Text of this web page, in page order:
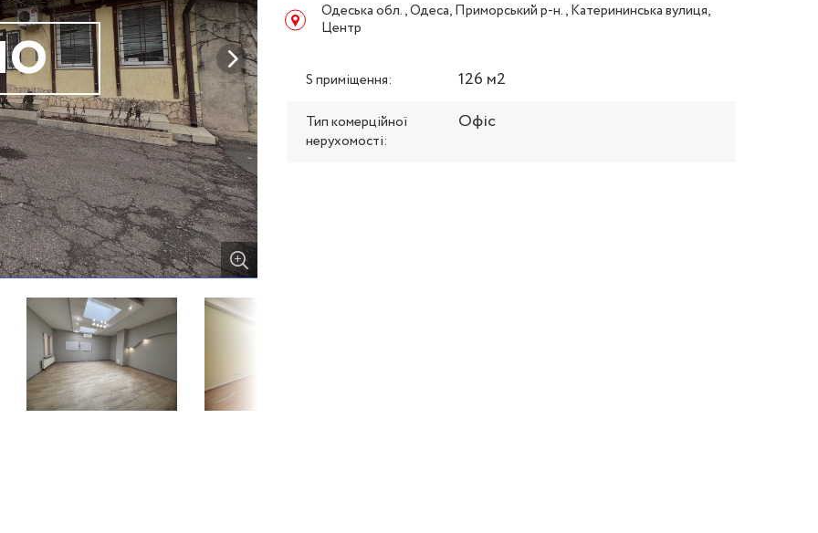
Одеська обл., Одеса, Приморський р-н., Катерининська вулиця,
Центр
S приміщення: 126 м2
Тип комерційної
нерухомості:
Офіс